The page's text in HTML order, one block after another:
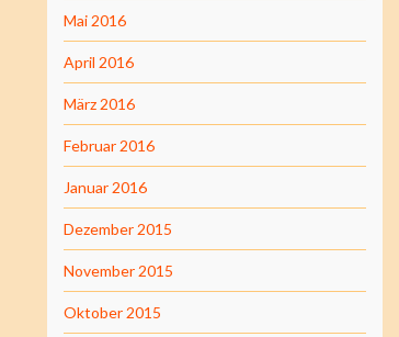
Mai 2016
April 2016
März 2016
Februar 2016
Januar 2016
Dezember 2015
November 2015
Oktober 2015